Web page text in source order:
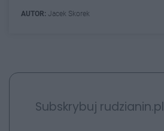
AUTOR: Jacek Skorek
Subskrybuj rudzianin.pl